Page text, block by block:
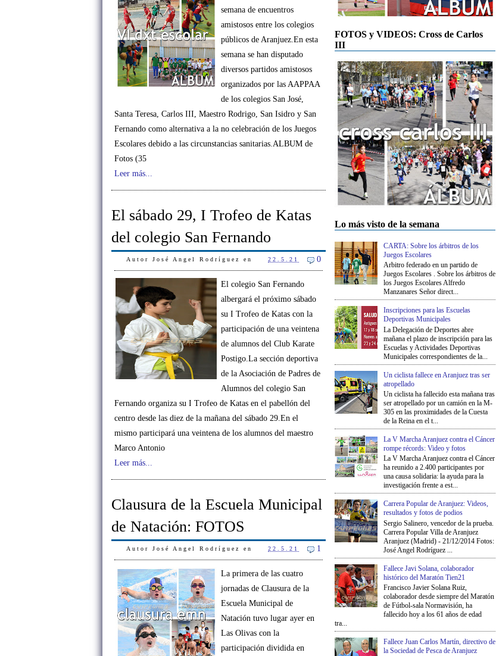
semana de encuentros
amistosos entre los colegios
públicos de Aranjuez.En esta
semana se han disputado
diversos partidos amistosos
organizados por las AAPPAA
de los colegios San José,
Santa Teresa, Carlos III, Maestro Rodrigo, San Isidro y San
Fernando como alternativa a la no celebración de los Juegos
Escolares debido a las circunstancias sanitarias.ALBUM de
Fotos (35
Leer más...
El sábado 29, I Trofeo de Katas
del colegio San Fernando
Autor José Angel Rodríguez en 22.5.21 0
El colegio San Fernando
albergará el próximo sábado
su I Trofeo de Katas con la
participación de una veintena
de alumnos del Club Karate
Postigo.La sección deportiva
de la Asociación de Padres de
Alumnos del colegio San
Fernando organiza su I Trofeo de Katas en el pabellón del
centro desde las diez de la mañana del sábado 29.En el
mismo participará una veintena de los alumnos del maestro
Marco Antonio
Leer más...
Clausura de la Escuela Municipal
de Natación: FOTOS
Autor José Angel Rodríguez en 22.5.21 1
La primera de las cuatro
jornadas de Clausura de la
Escuela Municipal de
Natación tuvo lugar ayer en
Las Olivas con la
participación dividida en
FOTOS y VIDEOS: Cross de Carlos
III
Lo más visto de la semana
CARTA: Sobre los árbitros de los
Juegos Escolares
Arbitro federado en un partido de
Juegos Escolares . Sobre los árbitros de
los Juegos Escolares Alfredo
Manzanares Señor direct...
Inscripciones para las Escuelas
Deportivas Municipales
La Delegación de Deportes abre
mañana el plazo de inscripción para las
Escuelas y Actividades Deportivas
Municipales correspondientes de la...
Un ciclista fallece en Aranjuez tras ser
atropellado
Un ciclista ha fallecido esta mañana tras
ser atropellado por un camión en la M-
305 en las proximidades de la Cuesta
de la Reina en el t...
La V Marcha Aranjuez contra el Cáncer
rompe récords: Video y fotos
La V Marcha Aranjuez contra el Cáncer
ha reunido a 2.400 participantes por
una causa solidaria: la ayuda para la
investigación frente a est...
Carrera Popular de Aranjuez: Videos,
resultados y fotos de podios
Sergio Salinero, vencedor de la prueba.
Carrera Popular Villa de Aranjuez
Aranjuez (Madrid) - 21/12/2014 Fotos:
José Angel Rodríguez ...
Fallece Javi Solana, colaborador
histórico del Maratón Tien21
Francisco Javier Solana Ruiz,
colaborador desde siempre del Maratón
de Fútbol-sala Normavisión, ha
fallecido hoy a los 61 años de edad
tra...
Fallece Juan Carlos Martín, directivo de
la Sociedad de Pesca de Aranjuez